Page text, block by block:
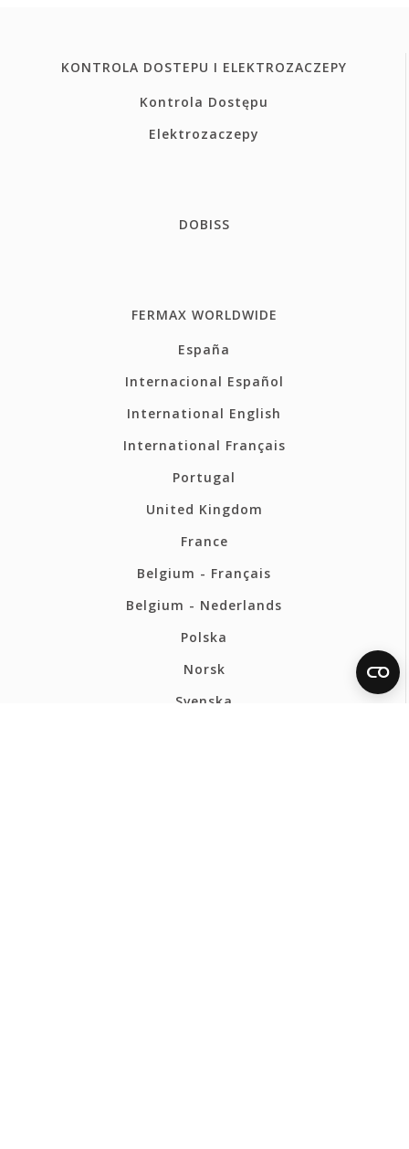
KONTROLA DOSTEPU I ELEKTROZACZEPY
Kontrola Dostępu
Elektrozaczepy
DOBISS
FERMAX WORLDWIDE
España
Internacional Español
International English
International Français
Portugal
United Kingdom
France
Belgium - Français
Belgium - Nederlands
Polska
Norsk
Svenska